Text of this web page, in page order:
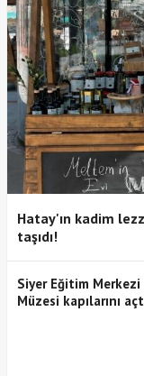
Hatay'ın kadim
taşıdı!
Siyer Eğitim Merkezi
Müzesi kapılarını